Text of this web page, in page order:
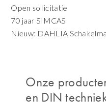
Open sollicitatie
70 jaar SIMCAS
Nieuw: DAHLIA
Onze
en DIN